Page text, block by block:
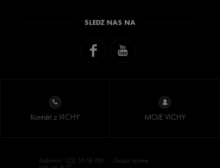
ŚLEDŹ NAS NA
Kontakt z VICHY MOJE VICHY
Zadzwoń: (22) 33 58 700 Znajdź aptekę